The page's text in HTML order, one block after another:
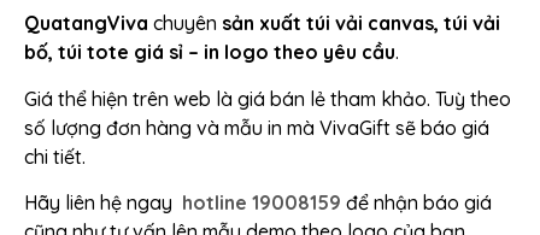
QuatangViva chuyên sản xuất túi vải canvas, túi vải
bố, túi tote giá sỉ – in logo theo yêu cầu.
Giá thể hiện trên web là giá bán lẻ tham khảo. Tuỳ theo
số lượng đơn hàng và mẫu in mà VivaGift sẽ báo giá
chi tiết.
Hãy liên hệ ngay hotline 19008159 để nhận báo giá